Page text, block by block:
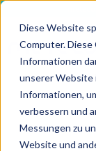
Diese Website
Computer.
Informationen
unserer Website
Informationen,
verbessern und
Messungen zu
Website und